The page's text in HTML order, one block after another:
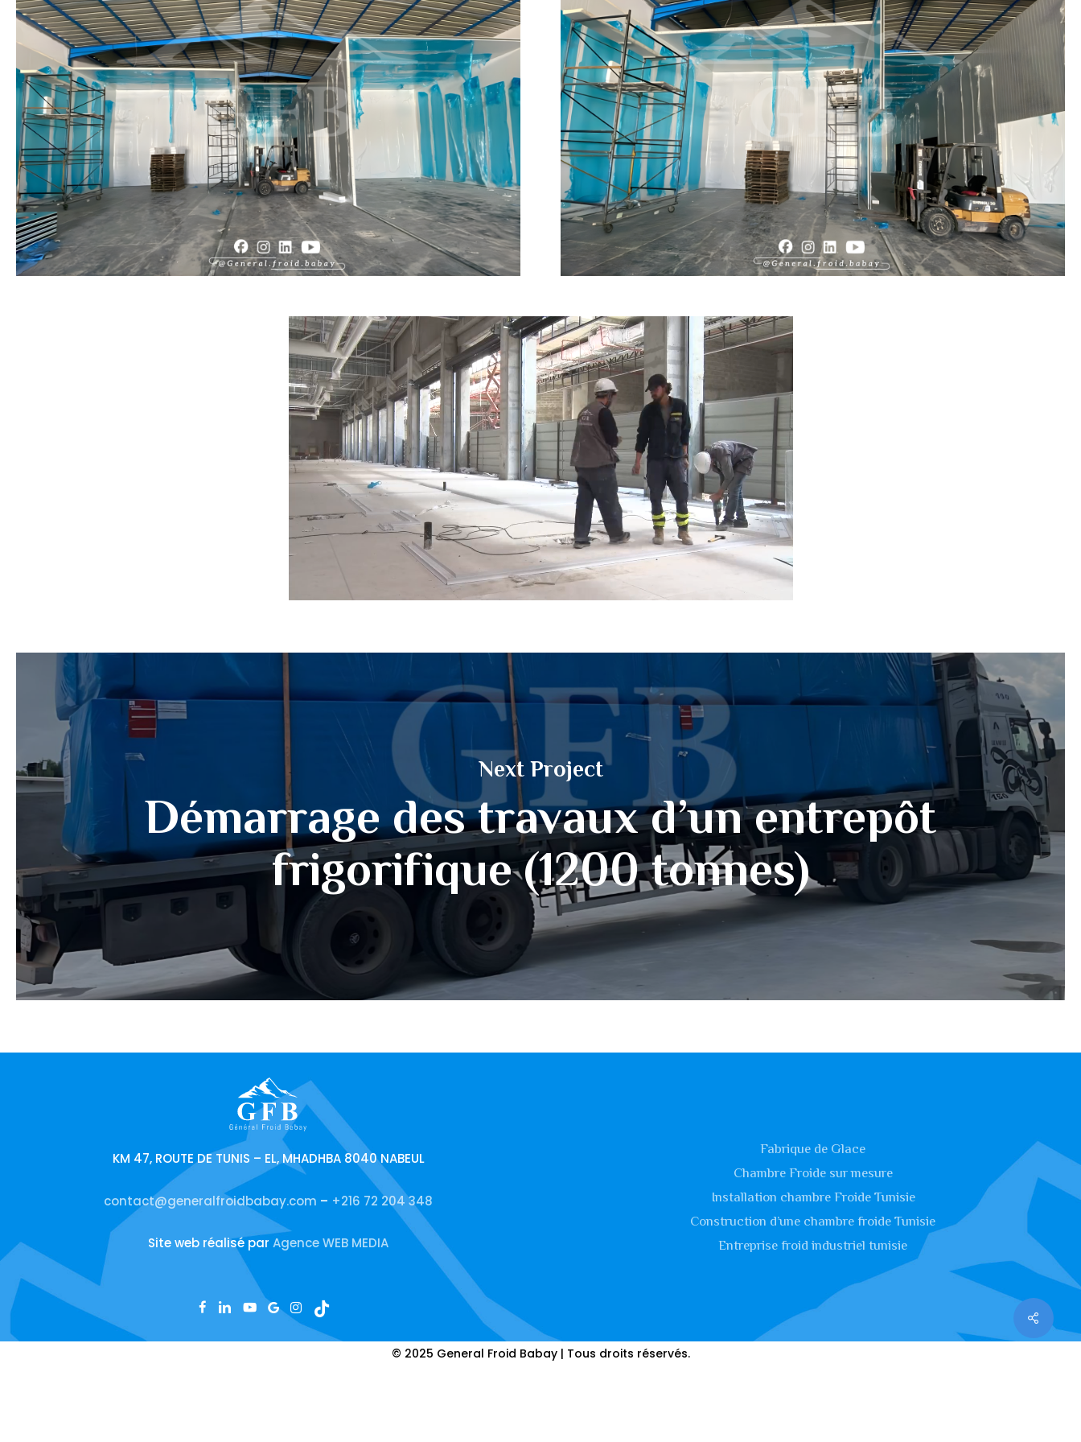
Next Project
Démarrage des travaux d’un entrepôt
frigorifique (1200 tonnes)
KM 47, ROUTE DE TUNIS – EL, MHADHBA 8040 NABEUL
contact@generalfroidbabay.com – +216 72 204 348
Site web réalisé par Agence WEB MEDIA
facebook
linkedinyoutubegoogle-instagram
tiktok
Fabrique de Glace
Chambre Froide sur mesure
Installation chambre Froide Tunisie
Construction d’une chambre froide Tunisie
Entreprise froid industriel tunisie
© 2025 General Froid Babay | Tous droits réservés.